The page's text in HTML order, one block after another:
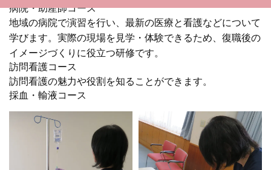
病院・助産師コース
地域の病院で演習を行い、最新の医療と看護などについて
学びます。実際の現場を見学・体験できるため、復職後の
イメージづくりに役立つ研修です。
訪問看護コース
訪問看護の魅力や役割を知ることができます。
採血・輸液コース